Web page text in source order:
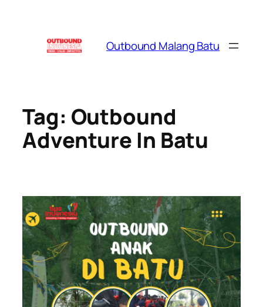
Outbound Malang Batu
Tag: Outbound
Adventure In Batu